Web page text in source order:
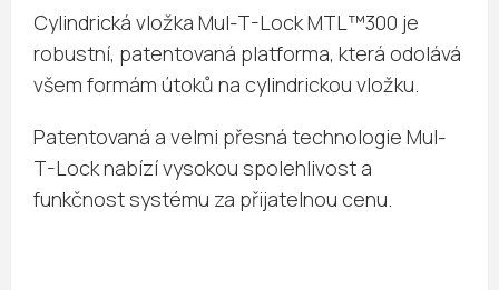
Cylindrická vložka Mul-T-Lock MTL™300 je
robustní, patentovaná platforma, která odolává
všem formám útoků na cylindrickou vložku.
Patentovaná a velmi přesná technologie Mul-
T-Lock nabízí vysokou spolehlivost a
funkčnost systému za přijatelnou cenu.